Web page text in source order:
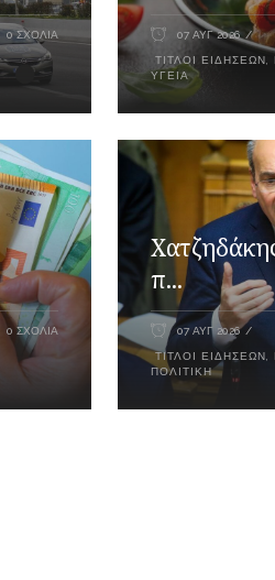
0 ΣΧΌΛΙΑ 07 ΑΥΓ 2026
ΤΊΤΛΟΙ ΕΙΔΉΣΕΩΝ
ΥΓΕΊΑ
0 ΣΧΌΛΙΑ
π...
07 ΑΥΓ 2026
ΤΊΤΛΟΙ ΕΙΔΉΣΕΩΝ
ΠΟΛΙΤΙΚΉ